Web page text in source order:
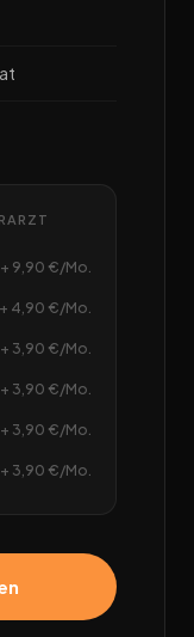
+ 9,90 €/Mo.
+ 4,90 €/Mo.
+ 3,90 €/Mo.
+ 3,90 €/Mo.
+ 3,90 €/Mo.
+ 3,90 €/Mo.